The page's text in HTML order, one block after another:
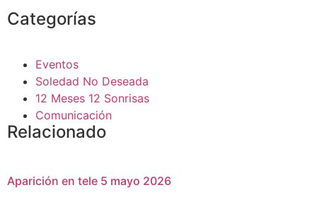
Categorías
Eventos
Soledad No Deseada
12 Meses 12 Sonrisas
Comunicación
Relacionado
Aparición en tele 5 mayo 2026